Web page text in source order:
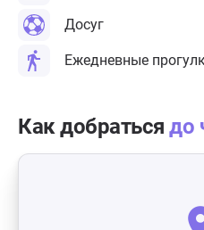
Досуг
Ежедневные
Как добратьсядо